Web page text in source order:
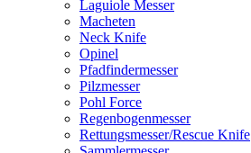
Laguiole Messer
Macheten
Neck Knife
Opinel
Pfadfindermesser
Pilzmesser
Pohl Force
Regenbogenmesser
Rettungsmesser/Rescue Knife